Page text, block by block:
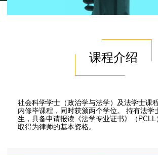
课程介绍
社会科学学士（政治学与法学）及法学士课
内修毕课程，同时获颁两个学位。 持有法学
生，具备申请报读《法学专业证书》（
取得为律师的基本资格。